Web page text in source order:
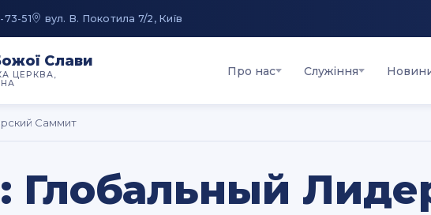
51 вул. В. Покотила 7/2, Київ
Слави
ЦЕРКВА,
Про нас Служіння
Саммит
Глобальный